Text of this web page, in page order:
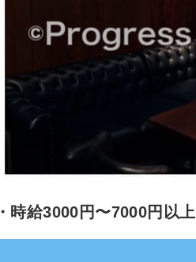
・時給3000円〜7000円以上